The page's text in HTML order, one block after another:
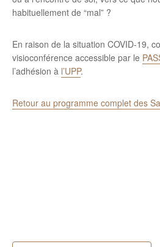
habituellement de “mal” ?
En raison de la situation COVID-19,
visioconférence accessible par le
l’adhésion à l’UPP.
Retour au programme complet des